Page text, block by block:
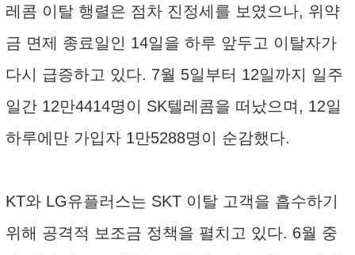
레콤 이탈 행렬은 점차 진정세를 보였으나, 위약
금 면제 종료일인 14일을 하루 앞두고 이탈자가
다시 급증하고 있다. 7월 5일부터 12일까지 일주
일간 12만4414명이 SK텔레콤을 떠났으며, 12일
하루에만 가입자 1만5288명이 순감했다.
KT와 LG유플러스는 SKT 이탈 고객을 흡수하기
위해 공격적 보조금 정책을 펼치고 있다. 6월 중